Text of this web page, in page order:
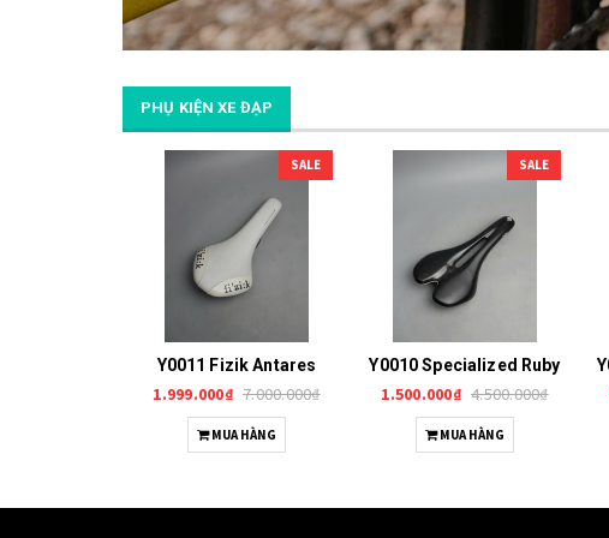
PHỤ KIỆN XE ĐẠP
SALE
Y0011 Fizik Antares
1.999.000₫ 7.000.000₫
MUA HÀNG
SALE
Y0010 Specialized Ruby
1.500.000₫ 4.500.000₫
MUA HÀNG